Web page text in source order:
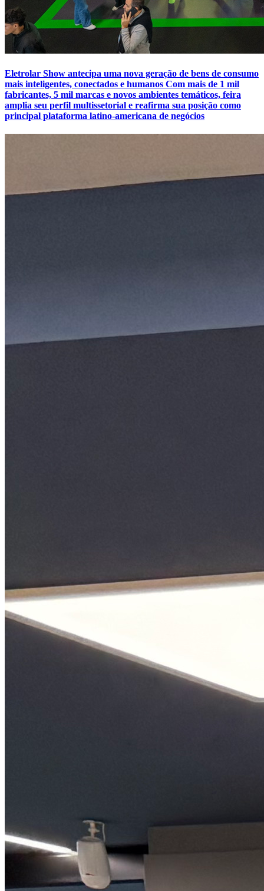
Eletrolar Show antecipa uma nova geração de bens de consumo
mais inteligentes, conectados e humanos Com mais de 1 mil
fabricantes, 5 mil marcas e novos ambientes temáticos, feira
amplia seu perfil multissetorial e reafirma sua posição como
principal plataforma latino-americana de negócios